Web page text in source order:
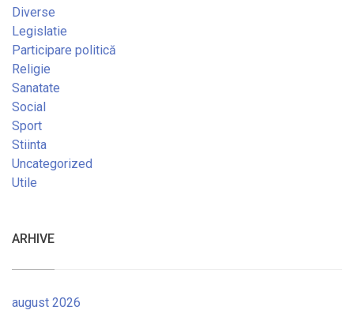
Diverse
Legislatie
Participare politică
Religie
Sanatate
Social
Sport
Stiinta
Uncategorized
Utile
ARHIVE
august 2026